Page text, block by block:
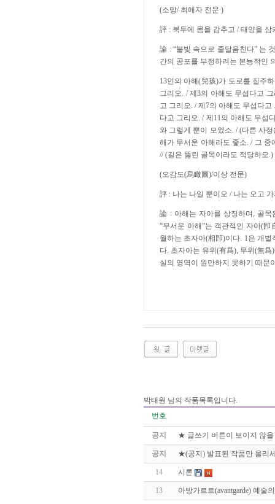
(소망/ 최애자 전문 )
評 : 북두에 몸을 감추고 / 태양을
論 : “불빛 속으로 줄달음친다” 는
간의 공포를 부정하려는 본능적인
13인의 아해(兒孩)가 도로를 질주
그리오. / 제3의 아해도 무섭다고
고 그리오. / 제7의 아해도 무섭다
다고 그리오. / 제11의 아해도 무섭
와 그렇게 뿐이 모였소. / (다른 사
해가 무서운 아해라도 좋소. / 그
// (길은 뚫린 골목이라도 적당하오
(오감도(烏瞰圖)/이상 전문)
評 : 나는 나일 뿐이오 / 나는 오고
論 : 아해는 자아를 상징하며, 골목
“무서운 아해”는 객관적인 자아(
월하는 초자아(相卽)이다. 1은 개
다. 초자아는 유위(有爲), 무위(無
실의 영역이 원만하지 못하기 때문
박태원 님의 작품목록입니다.
번호
공지 ★ 글쓰기 버튼이 보이지 않
공지 ★(공지) 발표된 작품만 올리
14 시론
13 아방가르트(avantgarde) 예술